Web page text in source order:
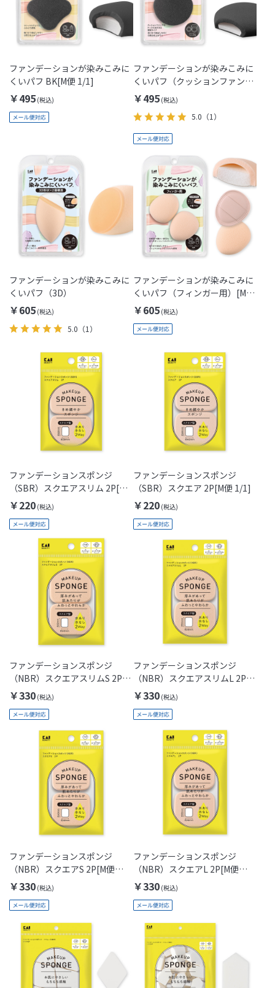
ファンデーションが染みこみに
くいパフ BK[M便 1/1]
￥495
ファンデーションが染みこみに
くいパフ（クッションファンデ
用）BK[M便 1/1]
￥495
5.0 （1）
ファンデーションが染みこみに
くいパフ（3D）
￥605
5.0 （1）
ファンデーションが染みこみに
くいパフ（フィンガー用）[M便
1/1]
￥605
ファンデーションスポンジ
（SBR）スクエアスリム 2P[M
便 1/1]
￥220
ファンデーションスポンジ
（SBR）スクエア 2P[M便 1/1]
￥220
ファンデーションスポンジ
（NBR）スクエアスリムS 2P[M
便 1/1]
￥330
ファンデーションスポンジ
（NBR）スクエアスリムL 2P[M
便 1/1]
￥330
ファンデーションスポンジ
（NBR）スクエアS 2P[M便
1/1]
￥330
ファンデーションスポンジ
（NBR）スクエアL 2P[M便
1/1]
￥330